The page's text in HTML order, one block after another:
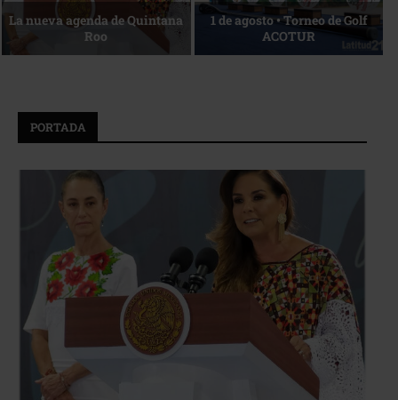
Reconocimiento de viajeros La esencia del servicio
PORTADA